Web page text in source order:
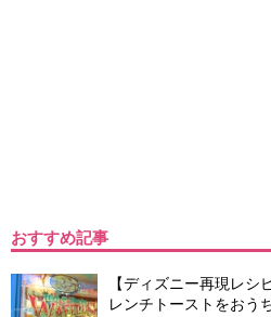
おすすめ記事
【ディズニー再現レシ
レンチトーストをおう